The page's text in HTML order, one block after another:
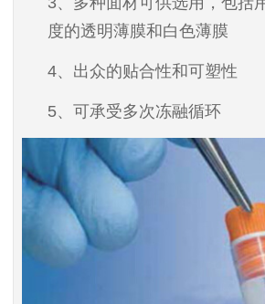
度的透明薄膜和白色薄膜
4、出众的贴合性和可塑性
5、可承受多次冻融循环